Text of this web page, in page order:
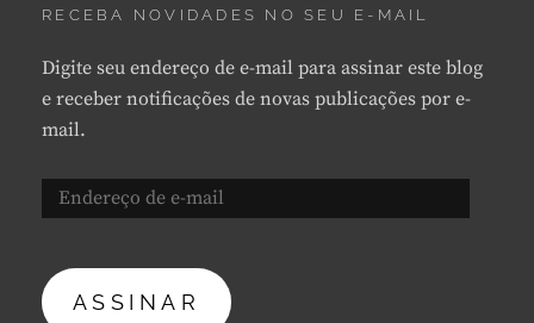
RECEBA NOVIDADES NO SEU E-MAIL
Digite seu endereço de e-mail para assinar este blog
e receber notificações de novas publicações por e-
mail.
Endereço
de
mail
ASSINAR